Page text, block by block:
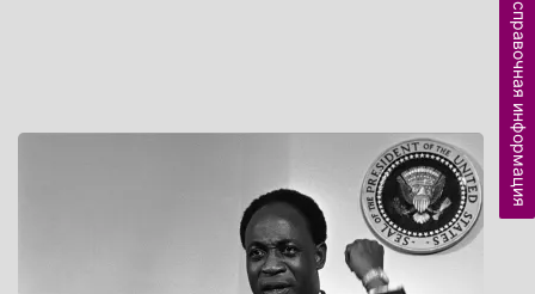
справочная информация